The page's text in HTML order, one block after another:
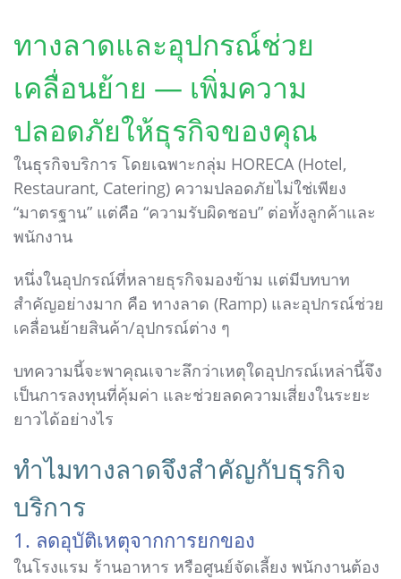
ทางลาดและอุปกรณ์ช่วย
เคลื่อนย้าย — เพิ่มความ
ปลอดภัยให้ธุรกิจของคุณ
ในธุรกิจบริการ โดยเฉพาะกลุ่ม HORECA (Hotel,
Restaurant, Catering) ความปลอดภัยไม่ใช่เพียง
“มาตรฐาน” แต่คือ “ความรับผิดชอบ” ต่อทั้งลูกค้าและ
พนักงาน
หนึ่งในอุปกรณ์ที่หลายธุรกิจมองข้าม แต่มีบทบาท
สำคัญอย่างมาก คือ ทางลาด (Ramp) และอุปกรณ์ช่วย
เคลื่อนย้ายสินค้า/อุปกรณ์ต่าง ๆ
บทความนี้จะพาคุณเจาะลึกว่าเหตุใดอุปกรณ์เหล่านี้จึง
เป็นการลงทุนที่คุ้มค่า และช่วยลดความเสี่ยงในระยะ
ยาวได้อย่างไร
ทำไมทางลาดจึงสำคัญกับธุรกิจ
บริการ
1. ลดอุบัติเหตุจากการยกของ
ในโรงแรม ร้านอาหาร หรือศูนย์จัดเลี้ยง พนักงานต้อง